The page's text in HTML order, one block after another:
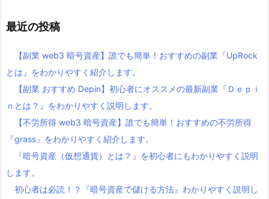
最近の投稿
【副業 web3 暗号資産】誰でも簡単！おすすめの副業『UpRock
とは』をわかりやすく紹介します。
【副業 おすすめ Depin】初心者にオススメの最新副業『Ｄｅｐｉ
ｎとは？』をわかりやすく説明します。
【不労所得 web3 暗号資産】誰でも簡単！おすすめの不労所得
『grass』をわかりやすく紹介します。
『暗号資産（仮想通貨）とは？』を初心者にもわかりやすく説明
します。
初心者は必読！？『暗号資産で儲ける方法』わかりやすく説明し